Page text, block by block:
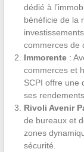
dédié à
bénéficie de la
commerces de
Immorente:
commerces et
SCPI offre une
ses
Rivoli Avenir
de bureaux et
zones
sécurité.